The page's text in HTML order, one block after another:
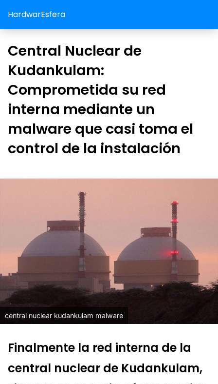
HardwarEsfera
Central Nuclear de
Kudankulam:
Comprometida su red
interna mediante un
malware que casi toma el
control de la instalación
central nuclear kudankulam malware
Finalmente la red interna de la
central nuclear de Kudankulam,